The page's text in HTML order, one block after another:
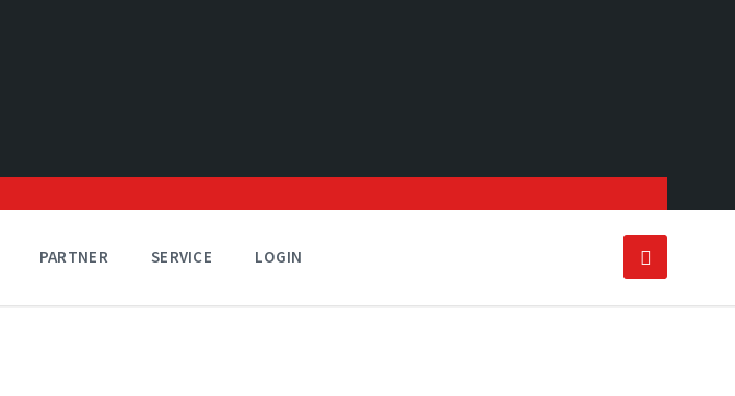
PARTNER SERVICE LOGIN